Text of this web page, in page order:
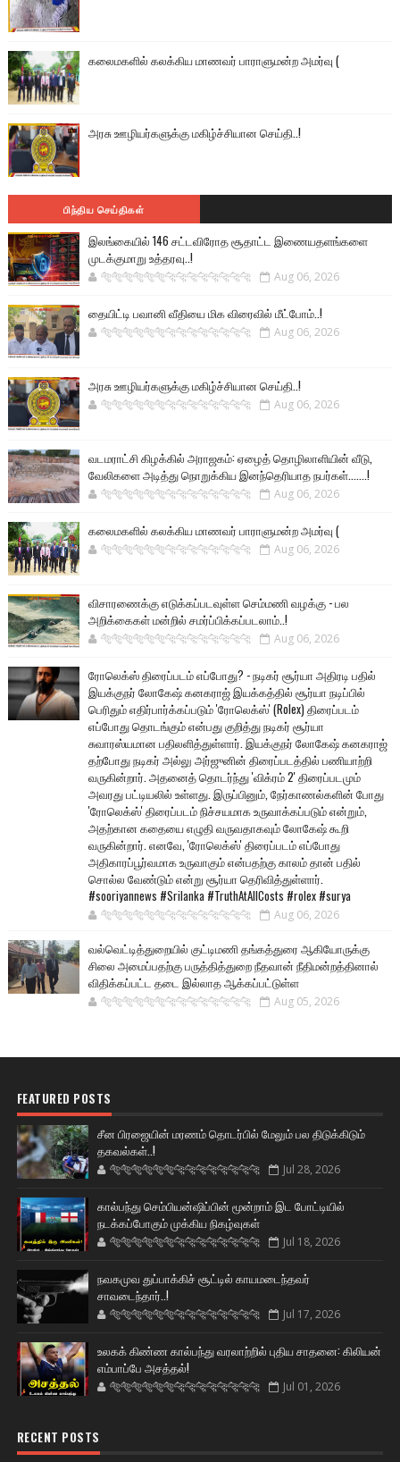
கலைமகளில் கலக்கிய மாணவர் பாராளுமன்ற அமர்வு (
அரசு ஊழியர்களுக்கு மகிழ்ச்சியான செய்தி..!
பிந்திய செய்திகள்
இலங்கையில் 146 சட்டவிரோத சூதாட்ட இணையதளங்களை
முடக்குமாறு உத்தரவு..!
🐅🐅🐅🐅🐅🐅🐆🐆🐆🐆🐆🐆🐆🐆 Aug 06, 2026
தையிட்டி பவானி வீதியை மிக விரைவில் மீட்போம்..!
🐅🐅🐅🐅🐅🐅🐆🐆🐆🐆🐆🐆🐆🐆 Aug 06, 2026
அரசு ஊழியர்களுக்கு மகிழ்ச்சியான செய்தி..!
🐅🐅🐅🐅🐅🐅🐆🐆🐆🐆🐆🐆🐆🐆 Aug 06, 2026
வடமராட்சி கிழக்கில் அராஜகம்: ஏழைத் தொழிலாளியின் வீடு,
வேலிகளை அடித்து நொறுக்கிய இனந்தெரியாத நபர்கள்.......!
🐅🐅🐅🐅🐅🐅🐆🐆🐆🐆🐆🐆🐆🐆 Aug 06, 2026
கலைமகளில் கலக்கிய மாணவர் பாராளுமன்ற அமர்வு (
🐅🐅🐅🐅🐅🐅🐆🐆🐆🐆🐆🐆🐆🐆 Aug 06, 2026
விசாரணைக்கு எடுக்கப்படவுள்ள செம்மணி வழக்கு - பல
அறிக்கைகள் மன்றில் சமர்ப்பிக்கப்படலாம்..!
🐅🐅🐅🐅🐅🐅🐆🐆🐆🐆🐆🐆🐆🐆 Aug 06, 2026
ரோலெக்ஸ் திரைப்படம் எப்போது? - நடிகர் சூர்யா அதிரடி பதில்
இயக்குநர் லோகேஷ் கனகராஜ் இயக்கத்தில் சூர்யா நடிப்பில்
பெரிதும் எதிர்பார்க்கப்படும் 'ரோலெக்ஸ்' (Rolex) திரைப்படம்
எப்போது தொடங்கும் என்பது குறித்து நடிகர் சூர்யா
சுவாரஸ்யமான பதிலளித்துள்ளார். இயக்குநர் லோகேஷ் கனகராஜ்
தற்போது நடிகர் அல்லு அர்ஜுனின் திரைப்படத்தில் பணியாற்றி
வருகின்றார். அதனைத் தொடர்ந்து 'விக்ரம் 2' திரைப்படமும்
அவரது பட்டியலில் உள்ளது. இருப்பினும், நேர்காணல்களின் போது
'ரோலெக்ஸ்' திரைப்படம் நிச்சயமாக உருவாக்கப்படும் என்றும்,
அதற்கான கதையை எழுதி வருவதாகவும் லோகேஷ் கூறி
வருகின்றார். எனவே, 'ரோலெக்ஸ்' திரைப்படம் எப்போது
அதிகாரப்பூர்வமாக உருவாகும் என்பதற்கு காலம் தான் பதில்
சொல்ல வேண்டும் என்று சூர்யா தெரிவித்துள்ளார்.
#sooriyannews #Srilanka #TruthAtAllCosts #rolex #surya
🐅🐅🐅🐅🐅🐅🐆🐆🐆🐆🐆🐆🐆🐆 Aug 06, 2026
வல்வெட்டித்துறையில் குட்டிமணி தங்கத்துரை ஆகியோருக்கு
சிலை அமைப்பதற்கு பருத்தித்துறை நீதவான் நீதிமன்றத்தினால்
விதிக்கப்பட்ட தடை இல்லாத ஆக்கப்பட்டுள்ள
🐅🐅🐅🐅🐅🐅🐆🐆🐆🐆🐆🐆🐆🐆 Aug 05, 2026
FEATURED POSTS
சீன பிரஜையின் மரணம் தொடர்பில் மேலும் பல திடுக்கிடும்
தகவல்கள்..!
🐅🐅🐅🐅🐅🐅🐆🐆🐆🐆🐆🐆🐆🐆 Jul 28, 2026
கால்பந்து செம்பியன்ஷிப்பின் மூன்றாம் இட போட்டியில்
நடக்கப்போகும் முக்கிய நிகழ்வுகள்
🐅🐅🐅🐅🐅🐅🐆🐆🐆🐆🐆🐆🐆🐆 Jul 18, 2026
நவகமுவ துப்பாக்கிச் சூட்டில் காயமடைந்தவர்
சாவடைந்தார்..!
🐅🐅🐅🐅🐅🐅🐆🐆🐆🐆🐆🐆🐆🐆 Jul 17, 2026
உலகக் கிண்ண கால்பந்து வரலாற்றில் புதிய சாதனை: கிலியன்
எம்பாப்பே அசத்தல்!
🐅🐅🐅🐅🐅🐅🐆🐆🐆🐆🐆🐆🐆🐆 Jul 01, 2026
RECENT POSTS